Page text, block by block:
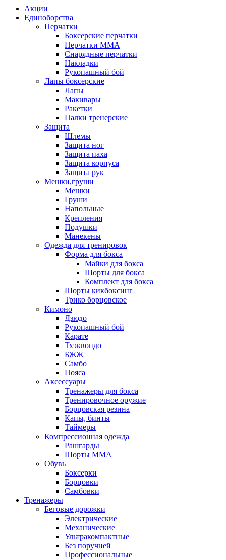
Акции
Единоборства
Перчатки
Боксерские перчатки
Перчатки ММА
Снарядные перчатки
Накладки
Рукопашный бой
Лапы боксерские
Лапы
Макивары
Ракетки
Палки тренерские
Защита
Шлемы
Защита ног
Защита паха
Защита корпуса
Защита рук
Мешки,груши
Мешки
Груши
Напольные
Крепления
Подушки
Манекены
Одежда для тренировок
Форма для бокса
Майки для бокса
Шорты для бокса
Комплект для бокса
Шорты кикбоксинг
Трико борцовское
Кимоно
Дзюдо
Рукопашный бой
Карате
Тхэквондо
БЖЖ
Самбо
Пояса
Аксессуары
Тренажеры для бокса
Тренировочное оружие
Борцовская резина
Капы, бинты
Таймеры
Компрессионная одежда
Рашгарды
Шорты MMA
Обувь
Боксерки
Борцовки
Самбовки
Тренажеры
Беговые дорожки
Электрические
Механические
Ультракомпактные
Без поручней
Профессиональные